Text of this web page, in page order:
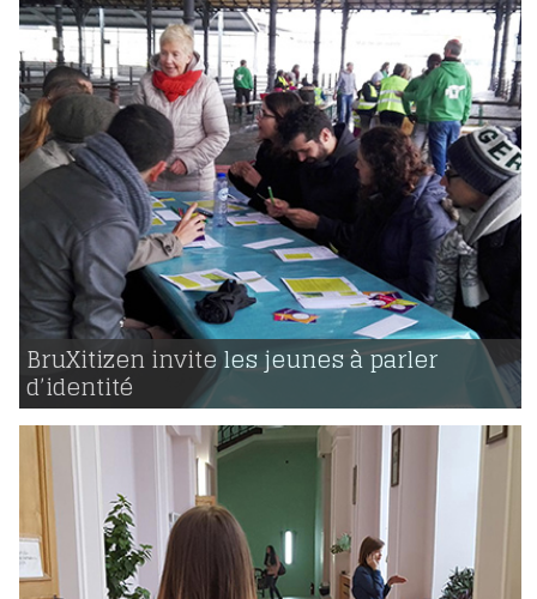
BruXitizen invite les jeunes à parler
d’identité
voir
13 | 10 | 2016
1117